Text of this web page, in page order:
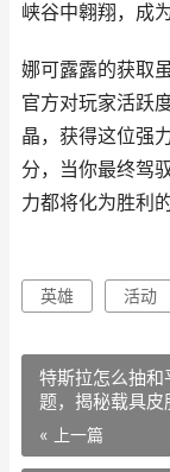
峡谷中翱翔，成
娜可露露的获取
官方对玩家活跃
晶，获得这位强
分，当你最终驾
力都将化为胜利
英雄 活动
特斯拉怎么抽
题，揭秘载具
« 上一篇